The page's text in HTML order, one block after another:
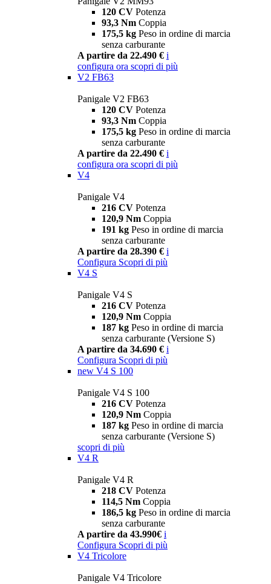
120 CV Potenza
93,3 Nm Coppia
175,5 kg Peso in ordine di marcia
senza carburante
A partire da 22.490 € i
configura ora scopri di più
V2 FB63
Panigale V2 FB63
120 CV Potenza
93,3 Nm Coppia
175,5 kg Peso in ordine di marcia
senza carburante
A partire da 22.490 € i
configura ora scopri di più
V4
Panigale V4
216 CV Potenza
120,9 Nm Coppia
191 kg Peso in ordine di marcia
senza carburante
A partire da 28.390 € i
Configura Scopri di più
V4 S
Panigale V4 S
216 CV Potenza
120,9 Nm Coppia
187 kg Peso in ordine di marcia
senza carburante (Versione S)
A partire da 34.690 € i
Configura Scopri di più
new V4 S 100
Panigale V4 S 100
216 CV Potenza
120,9 Nm Coppia
187 kg Peso in ordine di marcia
senza carburante (Versione S)
scopri di più
V4 R
Panigale V4 R
218 CV Potenza
114,5 Nm Coppia
186,5 kg Peso in ordine di marcia
senza carburante
A partire da 43.990€ i
Configura Scopri di più
V4 Tricolore
Panigale V4 Tricolore